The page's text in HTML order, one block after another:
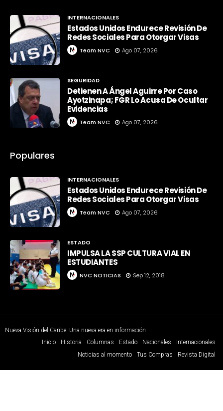
INTERNACIONALES
Estados Unidos Endurece Revisión De
Redes Sociales Para Otorgar Visas
Team NVC Ago 07, 2026
SEGURIDAD
Detienen A Ángel Aguirre Por Caso
Ayotzinapa; FGR Lo Acusa De Ocultar
Evidencias
Team NVC Ago 07, 2026
Populares
INTERNACIONALES
Estados Unidos Endurece Revisión De
Redes Sociales Para Otorgar Visas
Team NVC Ago 07, 2026
ESTADO
IMPULSA LA SSP CULTURA VIAL EN
ESTUDIANTES
NVC NOTICIAS Sep 12, 2018
Nueva Visión del Caribe. Una nueva era en información
Inicio
Historia Columnas Estado Nacionales
Internacionales
Noticias al momento
Tus Compras Revista Digital